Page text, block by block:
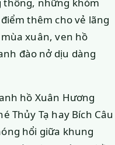
thông, những khóm
thêm cho vẻ lãng
xuân, ven hồ
đào nở dịu dàng
hồ Xuân Hương
Thủy Tạ hay Bích Câu
hổi giữa khung